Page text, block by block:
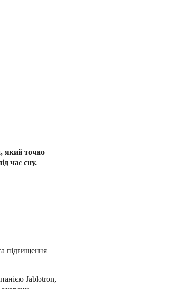
який точно
час сну.
підвищення
Jablotron,